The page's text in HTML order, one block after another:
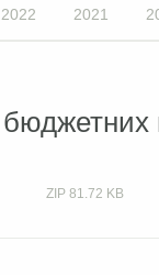
2022 2021
ZIP 81.72 KB